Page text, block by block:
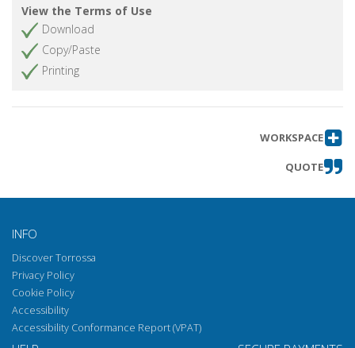
View the Terms of Use
Download
Copy/Paste
Printing
WORKSPACE
QUOTE
INFO
Discover Torrossa
Privacy Policy
Cookie Policy
Accessibility
Accessibility Conformance Report (VPAT)